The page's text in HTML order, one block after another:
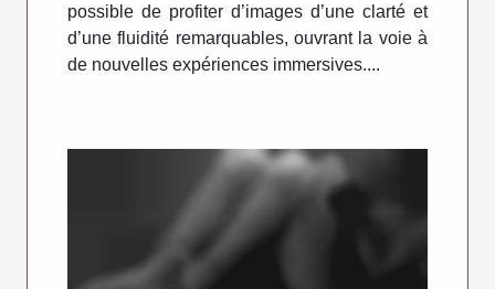
possible de profiter d’images d’une clarté et
d’une fluidité remarquables, ouvrant la voie à
de nouvelles expériences immersives....